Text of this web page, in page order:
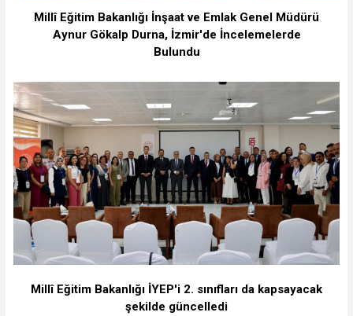
Millî Eğitim Bakanlığı İnşaat ve Emlak Genel Müdürü
Aynur Gökalp Durna, İzmir'de İncelemelerde
Bulundu
Millî Eğitim Bakanlığı İYEP'i 2. sınıfları da kapsayacak
şekilde güncelledi